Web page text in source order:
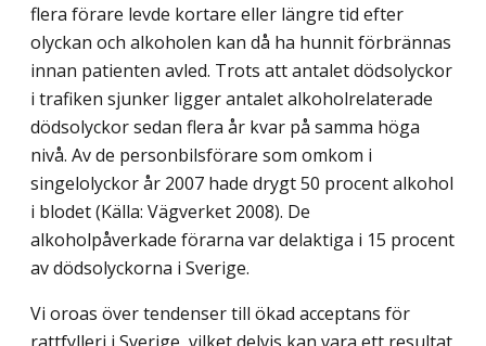
flera förare levde kortare eller längre tid efter
olyckan och alkoholen kan då ha hunnit förbrännas
innan patienten avled. Trots att antalet dödsolyckor
i trafiken sjunker ligger antalet alkoholrelaterade
dödsolyckor sedan flera år kvar på samma höga
nivå. Av de personbilsförare som omkom i
singelolyckor år 2007 hade drygt 50 procent alkohol
i blodet (Källa: Vägverket 2008). De
alkoholpåverkade förarna var delaktiga i 15 procent
av dödsolyckorna i Sverige.
Vi oroas över tendenser till ökad acceptans för